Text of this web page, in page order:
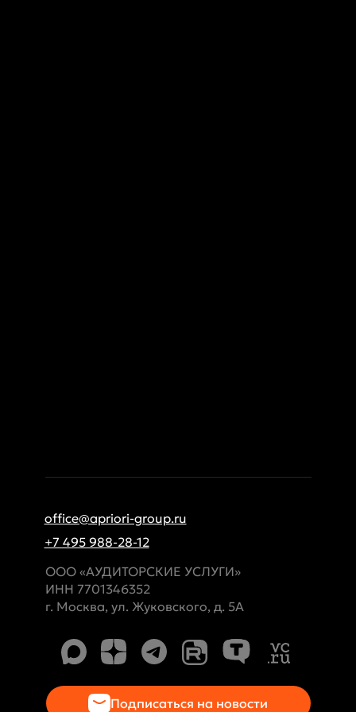
office@apriori-group.ru
+7 495 988-28-12
ООО «АУДИТОРСКИЕ УСЛУГИ»
ИНН 7701346352
г. Москва, ул. Жуковского, д. 5А
Подписаться на новости